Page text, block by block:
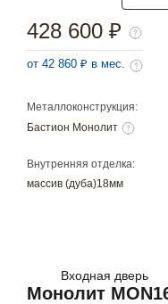
Металлоконструкция:
Бастион Монолит
Внутренняя отделка:
массив (дуба)18мм
428 600 ₽
от 42 860 ₽ в мес.
Входная дверь
Монолит